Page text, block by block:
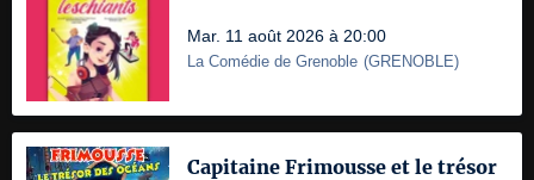
Mar. 11 août 2026 à 20:00
La Comédie de Grenoble (GRENOBLE)
Capitaine Frimousse et le trésor